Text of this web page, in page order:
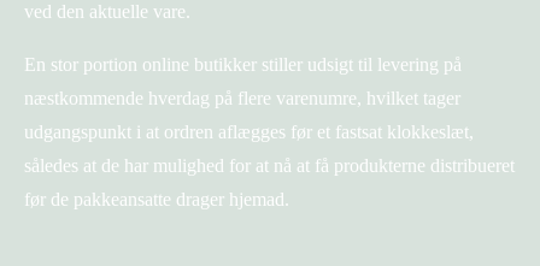
ved den aktuelle vare.
En stor portion online butikker stiller udsigt til levering på
næstkommende hverdag på flere varenumre, hvilket tager
udgangspunkt i at ordren aflægges før et fastsat klokkeslæt,
således at de har mulighed for at nå at få produkterne distribueret
før de pakkeansatte drager hjemad.